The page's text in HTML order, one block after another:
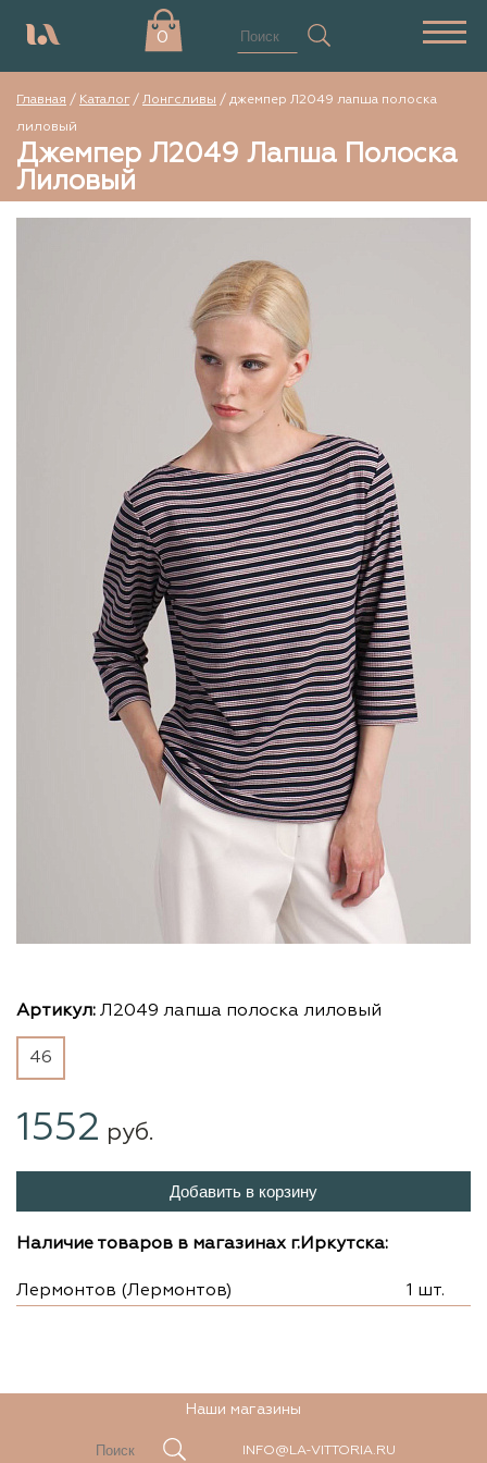
0
Главная / Каталог/ Лонгсливы / джемпер Л2049 лапша полоска
лиловый
Джемпер Л2049 Лапша Полоска
Лиловый
Артикул: Л2049 лапша полоска лиловый
46
1552 руб.
Добавить в корзину
Наличие товаров в магазинах г.Иркутска:
Лермонтов (Лермонтов) 1 шт.
Наши магазины
INFO@LA-VITTORIA.RU